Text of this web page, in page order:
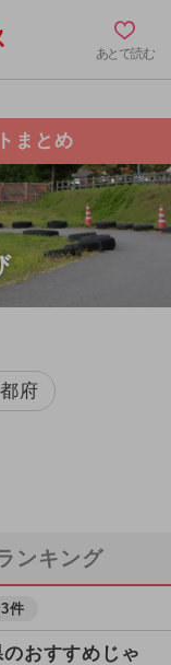
あとで読む
まとめ
府
ンキング
件
のおすすめじゃ